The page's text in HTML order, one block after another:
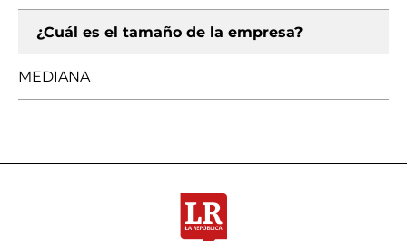
¿Cuál es el tamaño de la empresa?
MEDIANA